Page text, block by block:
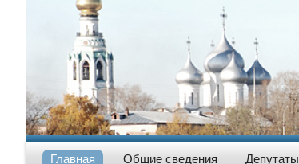
Главная Общие сведения Депутаты